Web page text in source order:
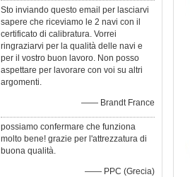
Sto inviando questo email per lasciarvi
sapere che riceviamo le 2 navi con il
certificato di calibratura. Vorrei
ringraziarvi per la qualità delle navi e
per il vostro buon lavoro. Non posso
aspettare per lavorare con voi su altri
argomenti.
—— Brandt France
possiamo confermare che funziona
molto bene! grazie per l'attrezzatura di
buona qualità.
—— PPC (Grecia)